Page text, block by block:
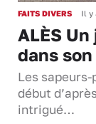
FAITS DIVERS Il y
ALÈS
dans
Les
début
intrigué…